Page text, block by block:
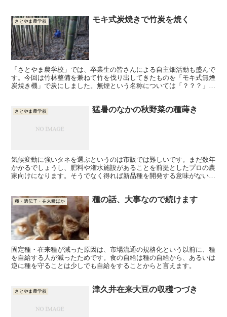
さとやま農学校 モキ式炭焼きで竹炭を焼く
「さとやま農学校」では、卒業生の皆さんによる自主畑活動も盛んで
す。今回は竹林整備を兼ねて竹を伐り出してきたものを「モキ式無煙
炭焼き機」で炭にしました。無煙という名称については「？？？」と
さとやま農学校 猛暑のなかの秋野菜の種蒔き
気候変動に強いタネを選ぶというのは市販では難しいです。まだ数年
かかるでしょうし、肥料や潅水施設があることを前提としたプロの農
家向けになります。そうでなく得れば新品種を開発する意味がないか
種・遺伝子・在来種ほか 種の話、大事なので続けます
固定種・在来種が減った原因は、市場流通の規格化という以前に、種
を自給する人が減ったためです。食の自給は種の自給から、あるいは
逆に種を守ることは少しでも自給をすることからと言えます。
さとやま農学校 津久井在来大豆の収穫つづき